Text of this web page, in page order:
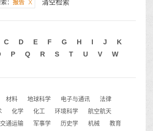
： 报告 X 清空检索
C D E F G H I J
K
P Q R S T U V
W
材料 地球科学 电子与通讯
法律
化学 化工 环境科学
航空航天
交通运输 军事学 历史学 机械
教育